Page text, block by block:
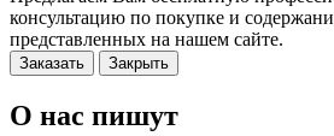
консультацию по покупке и
представленных на нашем сайте.
Заказать Закрыть
О нас пишут